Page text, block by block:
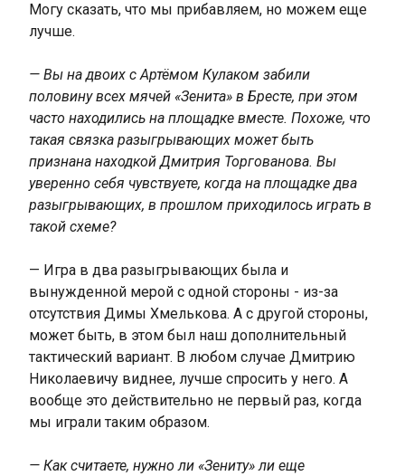
Могу сказать, что мы прибавляем, но можем еще
лучше.
— Вы на двоих с Артёмом Кулаком забили
половину всех мячей «Зенита» в Бресте, при этом
часто находились на площадке вместе. Похоже, что
такая связка разыгрывающих может быть
признана находкой Дмитрия Торгованова. Вы
уверенно себя чувствуете, когда на площадке два
разыгрывающих, в прошлом приходилось играть в
такой схеме?
— Игра в два разыгрывающих была и
вынужденной мерой с одной стороны - из-за
отсутствия Димы Хмелькова. А с другой стороны,
может быть, в этом был наш дополнительный
тактический вариант. В любом случае Дмитрию
Николаевичу виднее, лучше спросить у него. А
вообще это действительно не первый раз, когда
мы играли таким образом.
— Как считаете, нужно ли «Зениту» ли еще